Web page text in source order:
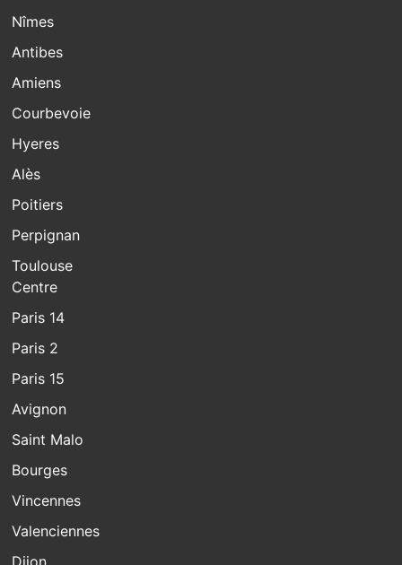
Nîmes
Antibes
Amiens
Courbevoie
Hyeres
Alès
Poitiers
Perpignan
Toulouse
Centre
Paris 14
Paris 2
Paris 15
Avignon
Saint Malo
Bourges
Vincennes
Valenciennes
Dijon